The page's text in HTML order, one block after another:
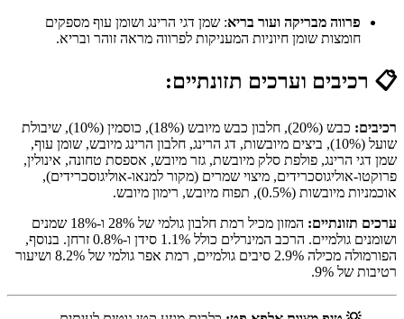
פרווה מבריקה ועור בריא: שמן דגי הרינג ושומן עוף מספקים
חומצות שומן חיוניות המעניקות לפרווה מראה זוהר ובריא.
📋 רכיבים וערכים תזונתיים:
רכיבים:
כבש (20%), חלבון כבש מיובש (18%), כוסמין (10%), שיבולת
שועל (10%), ביצים מיובשות, דג הרינג, חלבון הרינג מיובש, שומן עוף,
שמן דגי הרינג, פולפת סלק מיובשת, גזר מיובש, אספסת טחונה, אינולין,
פרוקטו-אוליגוסכרידים, מיצוי שמרים (מקור למנאו-אוליגוסכרידים),
אוכמניות מיובשות (0.5%), תפוח מיובש, רימון מיובש.
ערכים תזונתיים:
המזון מכיל רמת חלבון גולמי של 28% ו-18% שמנים
ושומנים גולמיים. הרכב המינרלים כולל 1.1% סידן ו-0.8% זרחן. בנוסף,
הפורמולה מכילה 2.9% סיבים גולמיים, רמת אפר גולמי של 8.2% ושיעור
רטיבות של 9%.